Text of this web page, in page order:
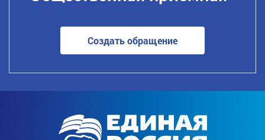
Создать обращение